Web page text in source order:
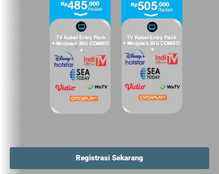
Registrasi Sekarang